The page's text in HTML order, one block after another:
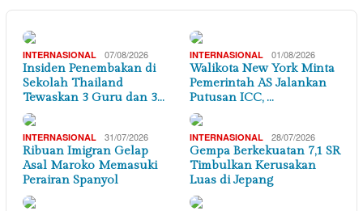
INTERNASIONAL 07/08/2026
Insiden Penembakan di
Sekolah Thailand
Tewaskan 3 Guru dan 3…
INTERNASIONAL 01/08/2026
Walikota New York Minta
Pemerintah AS Jalankan
Putusan ICC, …
INTERNASIONAL 31/07/2026
Ribuan Imigran Gelap
Asal Maroko Memasuki
Perairan Spanyol
INTERNASIONAL 28/07/2026
Gempa Berkekuatan 7,1 SR
Timbulkan Kerusakan
Luas di Jepang